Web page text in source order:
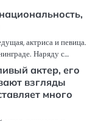
актриса и певица.
Наряду с…
актер, его
взгляды
много